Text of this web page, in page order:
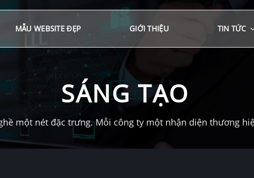
MẪU WEBSITE ĐẸP GIỚI THIỆU TIN TỨC
SÁNG TẠO
một nét đặc trưng. Mỗi công ty một nhận diện thương